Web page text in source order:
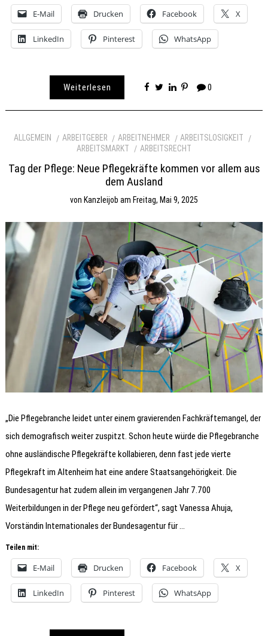
E-Mail Drucken Facebook X
LinkedIn Pinterest WhatsApp
Weiterlesen 0
ALLGEMEIN ARBEITGEBER ARBEITNEHMER
ARBEITSLOSIGKEIT
ARBEITSMARKT
ARBEITSRECHT
Tag der Pflege: Neue Pflegekräfte kommen vor allem aus
dem Ausland
von Kanzleijob am Freitag, Mai 9, 2025
„Die Pflegebranche leidet unter einem gravierenden Fachkräftemangel, der
sich demografisch weiter zuspitzt. Schon heute würde die Pflegebranche
ohne ausländische Pflegekräfte kollabieren, denn fast jede vierte
Pflegekraft im Altenheim hat eine andere Staatsangehörigkeit. Die
Bundesagentur hat zudem allein im vergangenen Jahr 7.700
Weiterbildungen in der Pflege neu gefördert“, sagt Vanessa Ahuja,
Vorständin Internationales der Bundesagentur für …
Teilen mit:
E-Mail Drucken Facebook X
LinkedIn Pinterest WhatsApp